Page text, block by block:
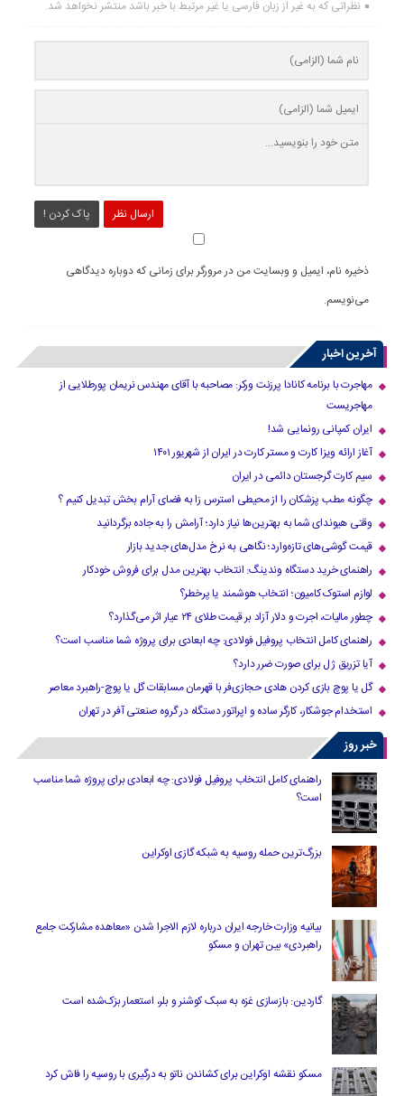
نظراتی که به غیر از زبان فارسی یا غیر مرتبط با خبر باشد منتشر نخواهد شد.
ارسال نظر پاک کردن !
ذخیره نام، ایمیل و وبسایت من در مرورگر برای زمانی که دوباره دیدگاهی
می‌نویسم.
آخرین اخبار
مهاجرت با برنامه کانادا پرزنت ورکر: مصاحبه با آقای مهندس نریمان پورطلایی از
مهاجریست
ایران کمپانی رونمایی شد!
آغاز ارائه ویزا کارت و مستر کارت در ایران از شهریور ۱۴۰۱
سیم کارت گرجستان دائمی در ایران
چگونه مطب پزشکان را از محیطی استرس زا به فضای آرام بخش تبدیل کنیم ؟
وقتی هیوندای شما به بهترین‌ها نیاز دارد؛ آرامش را به جاده برگردانید
قیمت گوشی‌های تازه‌وارد؛ نگاهی به نرخ مدل‌های جدید بازار
راهنمای خرید دستگاه وندینگ: انتخاب بهترین مدل برای فروش خودکار
لوازم استوک کامیون؛ انتخاب هوشمند یا پرخطر؟
چطور مالیات، اجرت و دلار آزاد بر قیمت طلای ۲۴ عیار اثر می‌گذارد؟
راهنمای کامل انتخاب پروفیل فولادی: چه ابعادی برای پروژه شما مناسب است؟
آیا تزریق ژل برای صورت ضرر دارد​؟
گل یا پوچ بازی کردن هادی حجازی‌فر با قهرمان مسابقات گل یا پوچ-راهبرد معاصر
استخدام جوشکار، کارگر ساده و اپراتور دستگاه در گروه صنعتی آفر در تهران
خبر روز
راهنمای کامل انتخاب پروفیل فولادی: چه ابعادی برای پروژه شما مناسب
است؟
بزرگ‌ترین حمله روسیه به شبکه گازی اوکراین
بیانیه وزارت خارجه ایران درباره لازم‌ الاجرا شدن «معاهده مشارکت جامع
راهبردی» بین تهران و مسکو
گاردین: بازسازی غزه به سبک کوشنر و بلر، استعمار بزک‌شده است
مسکو نقشه اوکراین برای کشاندن ناتو به درگیری با روسیه را فاش کرد